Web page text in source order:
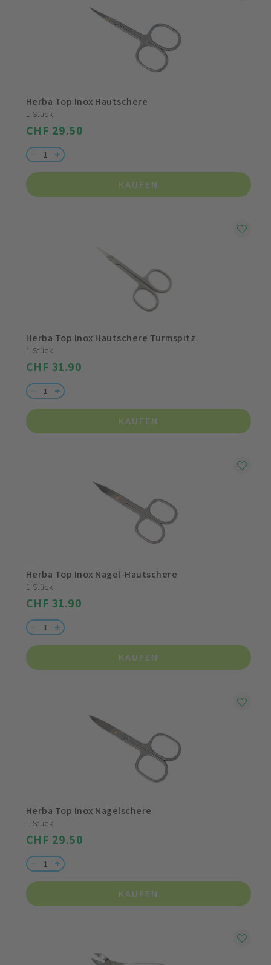
Herba Top Inox Hautschere
1 Stück
CHF 29.50
KAUFEN
Herba Top Inox Hautschere Turmspitz
1 Stück
CHF 31.90
KAUFEN
Herba Top Inox Nagel-Hautschere
1 Stück
CHF 31.90
KAUFEN
Herba Top Inox Nagelschere
1 Stück
CHF 29.50
KAUFEN